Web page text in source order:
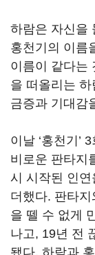
하람은 자신을
홍천기의 이름
이름이 같다는
을 떠올리는 하
금증과 기대감
이날 ‘홍천기 ’ 3
비로운 판타지
시 시작된 인
더했다. 판타
을 뗄 수 없게
나고, 19년 전
됐다. 하람과